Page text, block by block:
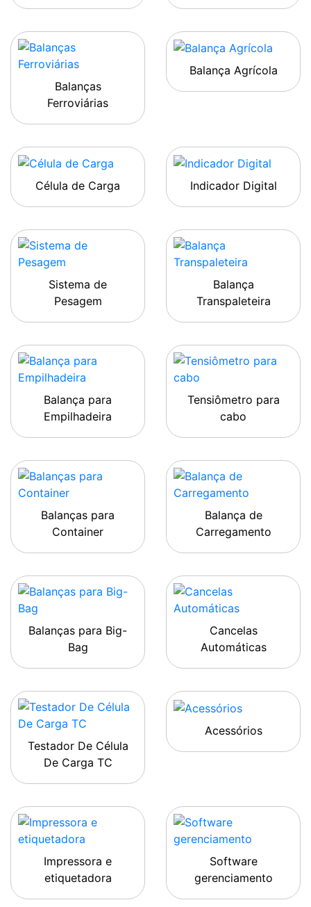
Balanças
Ferroviárias
Balança Agrícola
Célula de Carga Indicador Digital
Sistema de
Pesagem
Balança
Transpaleteira
Balança para
Empilhadeira
Tensiômetro para
cabo
Balanças para
Container
Balança de
Carregamento
Balanças para Big-
Bag
Cancelas
Automáticas
Testador De Célula
De Carga TC
Acessórios
Impressora e
etiquetadora
Software
gerenciamento